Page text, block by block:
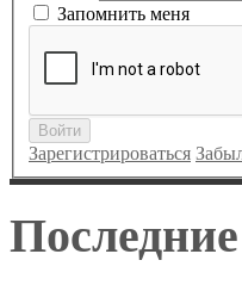
Запомнить меня
Войти
Зарегистрироваться